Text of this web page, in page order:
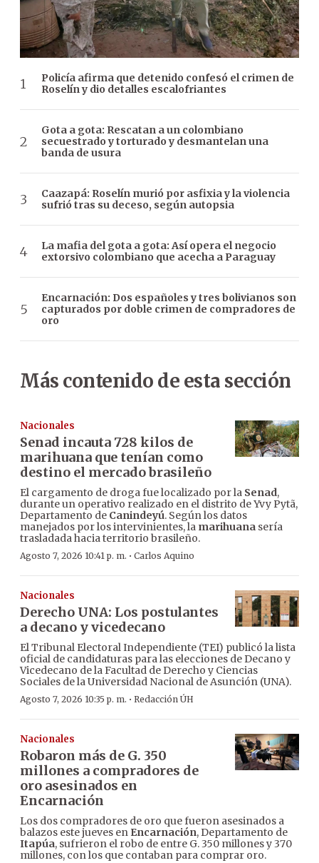
Policía afirma que detenido confesó el crimen de
Roselín y dio detalles escalofriantes
Gota a gota: Rescatan a un colombiano
secuestrado y torturado y desmantelan una
banda de usura
Caazapá: Roselín murió por asfixia y la violencia
sufrió tras su deceso, según autopsia
La mafia del gota a gota: Así opera el negocio
extorsivo colombiano que acecha a Paraguay
Encarnación: Dos españoles y tres bolivianos son
capturados por doble crimen de compradores de
oro
Más contenido de esta sección
Nacionales
Senad incauta 728 kilos de
marihuana que tenían como
destino el mercado brasileño
El cargamento de droga fue localizado por la Senad,
durante un operativo realizado en el distrito de Yvy Pytã,
Departamento de Canindeyú. Según los datos
manejados por los intervinientes, la marihuana sería
trasladada hacia territorio brasileño.
Agosto 7, 2026 10:41 p. m. · Carlos Aquino
Nacionales
Derecho UNA: Los postulantes
a decano y vicedecano
El Tribunal Electoral Independiente (TEI) publicó la lista
oficial de candidaturas para las elecciones de Decano y
Vicedecano de la Facultad de Derecho y Ciencias
Sociales de la Universidad Nacional de Asunción (UNA).
Agosto 7, 2026 10:35 p. m. · Redacción ÚH
Nacionales
Robaron más de G. 350
millones a compradores de
oro asesinados en
Encarnación
Los dos compradores de oro que fueron asesinados a
balazos este jueves en Encarnación, Departamento de
Itapúa, sufrieron el robo de entre G. 350 millones y 370
millones, con los que contaban para comprar oro.